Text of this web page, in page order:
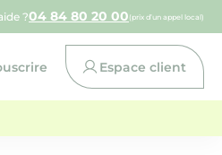
?04 84 80 20 00 (prix d’un appel local)
Espace client